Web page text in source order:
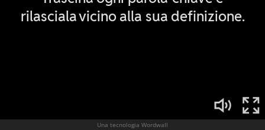
Una tecnologia Wordwall